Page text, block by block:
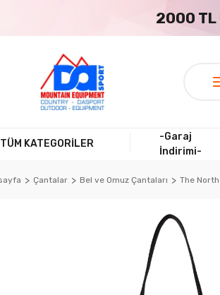
2000 TL
TÜM KATEGORİLER
-Garaj
İndirimi-
Çantalar Bel ve Omuz Çantaları The